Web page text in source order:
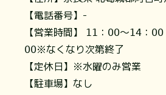
【電話番号】-
【営業時間】 𝟣𝟣：𝟢𝟢～𝟣𝟦：
𝟢𝟢※なくなり次第終了
【定休日】※水曜のみ営業
【駐車場】なし